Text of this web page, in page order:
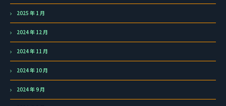
2025 年 1 月
2024 年 12 月
2024 年 11 月
2024 年 10 月
2024 年 9 月